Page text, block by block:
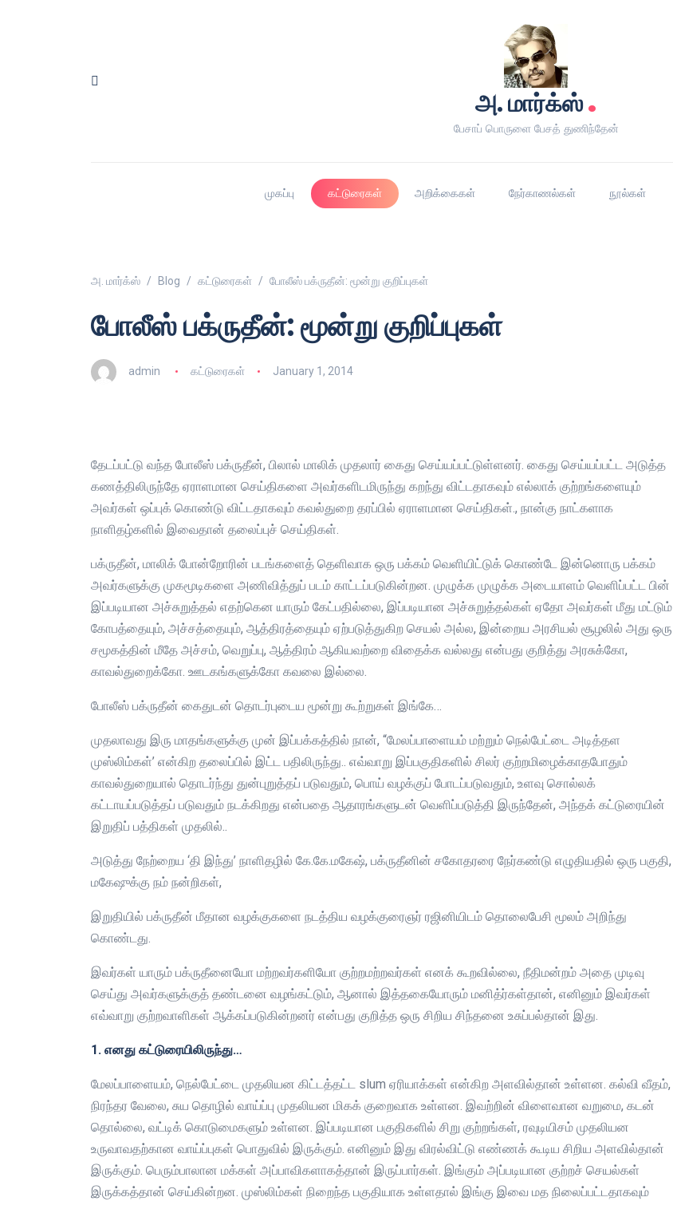
அ. மார்க்ஸ்.
பேசாப் பொருளை பேசத் துணிந்தேன்
முகப்பு கட்டுரைகள் அறிக்கைகள் நேர்காணல்கள் நூல்கள்
அ. மார்க்ஸ் Blog கட்டுரைகள் போலீஸ் பக்ருதீன்: மூன்று குறிப்புகள்
போலீஸ் பக்ருதீன்: மூன்று குறிப்புகள்
admin கட்டுரைகள் January 1, 2014
தேடப்பட்டு வந்த போலீஸ் பக்ருதீன், பிலால் மாலிக் முதலார் கைது செய்யப்பட்டுள்ளனர். கைது செய்யப்பட்ட அடுத்த
கணத்திலிருந்தே ஏராளமான செய்திகளை அவர்களிடமிருந்து கறந்து விட்டதாகவும் எல்லாக் குற்றங்களையும்
அவர்கள் ஒப்புக் கொண்டு விட்டதாகவும் கவல்துறை தரப்பில் ஏராளமான செய்திகள்., நான்கு நாட்களாக
நாளிதழ்களில் இவைதான் தலைப்புச் செய்திகள்.
பக்ருதீன், மாலிக் போன்றோரின் படங்களைத் தெளிவாக ஒரு பக்கம் வெளியிட்டுக் கொண்டே இன்னொரு பக்கம்
அவர்களுக்கு முகமூடிகளை அணிவித்துப் படம் காட்டப்படுகின்றன. முழுக்க முழுக்க அடையாளம் வெளிப்பட்ட பின்
இப்படியான அச்சுறுத்தல் எதற்கென யாரும் கேட்பதில்லை, இப்படியான அச்சுறுத்தல்கள் ஏதோ அவர்கள் மீது மட்டும்
கோபத்தையும், அச்சத்தையும், ஆத்திரத்தையும் ஏற்படுத்துகிற செயல் அல்ல, இன்றைய அரசியல் சூழலில் அது ஒரு
சமூகத்தின் மீதே அச்சம், வெறுப்பு, ஆத்திரம் ஆகியவற்றை விதைக்க வல்லது என்பது குறித்து அரசுக்கோ,
காவல்துறைக்கோ. ஊடகங்களுக்கோ கவலை இல்லை.
போலீஸ் பக்ருதீன் கைதுடன் தொடர்புடைய மூன்று கூற்றுகள் இங்கே…
முதலாவது இரு மாதங்களுக்கு முன் இப்பக்கத்தில் நான், “மேலப்பாளையம் மற்றும் நெல்பேட்டை அடித்தள
முஸ்லிம்கள்’ என்கிற தலைப்பில் இட்ட பதிலிருந்து.. எவ்வாறு இப்பகுதிகளில் சிலர் குற்றமிழைக்காதபோதும்
காவல்துறையால் தொடர்ந்து துன்புறுத்தப் படுவதும், பொய் வழக்குப் போடப்படுவதும், உளவு சொல்லக்
கட்டாயப்படுத்தப் படுவதும் நடக்கிறது என்பதை ஆதாரங்களுடன் வெளிப்படுத்தி இருந்தேன், அந்தக் கட்டுரையின்
இறுதிப் பத்திகள் முதலில்..
அடுத்து நேற்றைய ‘தி இந்து’ நாளிதழில் கே.கே.மகேஷ், பக்ருதீனின் சகோதரரை நேர்கண்டு எழுதியதில் ஒரு பகுதி,
மகேஷுக்கு நம் நன்றிகள்,
இறுதியில் பக்ருதீன் மீதான வழக்குகளை நடத்திய வழக்குரைஞர் ரஜினியிடம் தொலைபேசி மூலம் அறிந்து
கொண்டது.
இவர்கள் யாரும் பக்ருதீனையோ மற்றவர்களியோ குற்றமற்றவர்கள் எனக் கூறவில்லை, நீதிமன்றம் அதை முடிவு
செய்து அவர்களுக்குத் தண்டனை வழங்கட்டும், ஆனால் இத்தகையோரும் மனித்ர்கள்தான், எனினும் இவர்கள்
எவ்வாறு குற்றவாளிகள் ஆக்கப்படுகின்றனர் என்பது குறித்த ஒரு சிறிய சிந்தனை உசுப்பல்தான் இது.
1. எனது கட்டுரையிலிருந்து…
மேலப்பாளையம், நெல்பேட்டை முதலியன கிட்டத்தட்ட slum ஏரியாக்கள் என்கிற அளவில்தான் உள்ளன. கல்வி வீதம்,
நிரந்தர வேலை, சுய தொழில் வாய்ப்பு முதலியன மிகக் குறைவாக உள்ளன. இவற்றின் விளைவான வறுமை, கடன்
தொல்லை, வட்டிக் கொடுமைகளும் உள்ளன. இப்படியான பகுதிகளில் சிறு குற்றங்கள், ரவுடியிசம் முதலியன
உருவாவதற்கான வாய்ப்புகள் பொதுவில் இருக்கும். எனினும் இது விரல்விட்டு எண்ணக் கூடிய சிறிய அளவில்தான்
இருக்கும். பெரும்பாலான மக்கள் அப்பாவிகளாகத்தான் இருப்பார்கள். இங்கும் அப்படியான குற்றச் செயல்கள்
இருக்கத்தான் செய்கின்றன. முஸ்லிம்கள் நிறைந்த பகுதியாக உள்ளதால் இங்கு இவை மத நிலைப்பட்டதாகவும்